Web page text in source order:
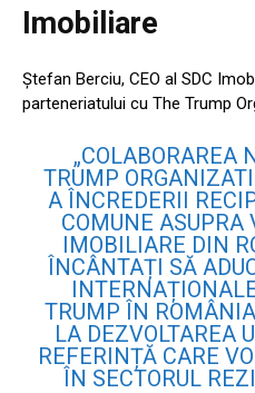
Imobiliare
Ștefan Berciu, CEO al SDC
parteneriatului cu The Trump
„COLABORAREA
TRUMP
A ÎNCREDERII
COMUNE ASUPRA
IMOBILIARE DIN
ÎNCÂNTAȚI SĂ
TRUMP ÎN
LA DEZVOLTAREA
REFERINȚĂ CARE
ÎN SECTORUL